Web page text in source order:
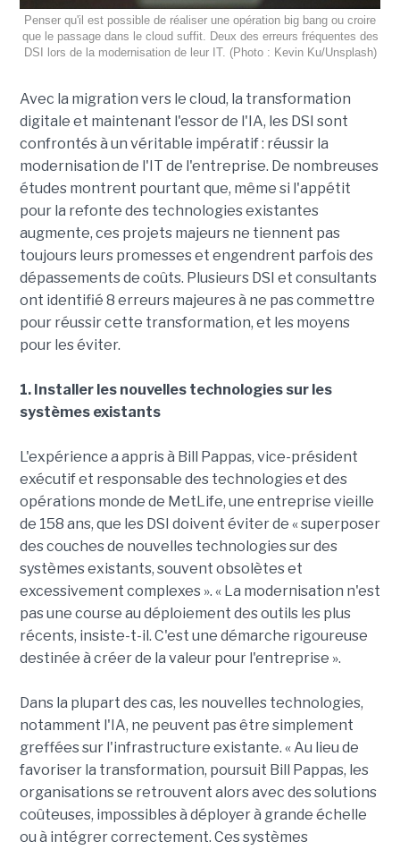
Penser qu'il est possible de réaliser une opération big bang ou croire
que le passage dans le cloud suffit. Deux des erreurs fréquentes des
DSI lors de la modernisation de leur IT. (Photo : Kevin Ku/Unsplash)
Avec la migration vers le cloud, la transformation
digitale et maintenant l'essor de l'IA, les DSI sont
confrontés à un véritable impératif : réussir la
modernisation de l'IT de l'entreprise. De nombreuses
études montrent pourtant que, même si l'appétit
pour la refonte des technologies existantes
augmente, ces projets majeurs ne tiennent pas
toujours leurs promesses et engendrent parfois des
dépassements de coûts. Plusieurs DSI et consultants
ont identifié 8 erreurs majeures à ne pas commettre
pour réussir cette transformation, et les moyens
pour les éviter.
1. Installer les nouvelles technologies sur les
systèmes existants
L'expérience a appris à Bill Pappas, vice-président
exécutif et responsable des technologies et des
opérations monde de MetLife, une entreprise vieille
de 158 ans, que les DSI doivent éviter de « superposer
des couches de nouvelles technologies sur des
systèmes existants, souvent obsolètes et
excessivement complexes ». « La modernisation n'est
pas une course au déploiement des outils les plus
récents, insiste-t-il. C'est une démarche rigoureuse
destinée à créer de la valeur pour l'entreprise ».
Dans la plupart des cas, les nouvelles technologies,
notamment l'IA, ne peuvent pas être simplement
greffées sur l'infrastructure existante. « Au lieu de
favoriser la transformation, poursuit Bill Pappas, les
organisations se retrouvent alors avec des solutions
coûteuses, impossibles à déployer à grande échelle
ou à intégrer correctement. Ces systèmes